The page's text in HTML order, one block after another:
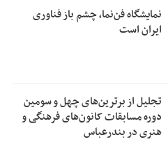
نمایشگاه فن‌نما، چشم باز فناوری
ایران است
تجلیل از بر‌ترین‌های چهل و سومین
دوره مسابقات کانون‌های فرهنگی و
هنری در بندرعباس